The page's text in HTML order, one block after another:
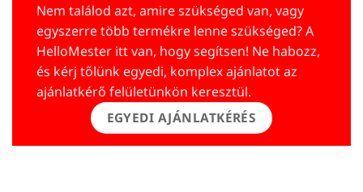
Nem találod azt, amire szükséged van, vagy
egyszerre több termékre lenne szükséged? A
HelloMester itt van, hogy segítsen! Ne habozz,
és kérj tőlünk egyedi, komplex ajánlatot az
ajánlatkérő felületünkön keresztül.
EGYEDI AJÁNLATKÉRÉS